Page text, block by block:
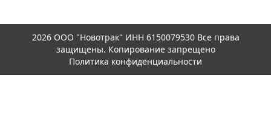
2026 ООО "Новотрак" ИНН 6150079530 Все права
защищены. Копирование запрещено
Политика конфиденциальности